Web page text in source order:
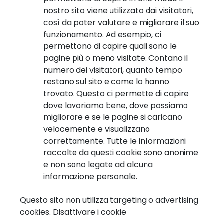
nostro sito viene utilizzato dai visitatori,
così da poter valutare e migliorare il suo
funzionamento. Ad esempio, ci
permettono di capire quali sono le
pagine più o meno visitate. Contano il
numero dei visitatori, quanto tempo
restano sul sito e come lo hanno
trovato. Questo ci permette di capire
dove lavoriamo bene, dove possiamo
migliorare e se le pagine si caricano
velocemente e visualizzano
correttamente. Tutte le informazioni
raccolte da questi cookie sono anonime
e non sono legate ad alcuna
informazione personale.
Questo sito non utilizza targeting o advertising
cookies. Disattivare i cookie